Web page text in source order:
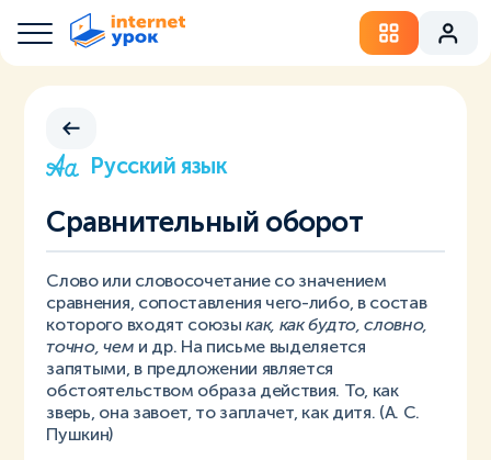
Русский язык
Сравнительный оборот
Слово или словосочетание со значением
сравнения, сопоставления чего-либо, в состав
которого входят союзыкак, как будто, словно,
точно, чем и др. На письме выделяется
запятыми, в предложении является
обстоятельством образа действия. То, как
зверь, она завоет, то заплачет, как дитя. (А. С.
Пушкин)